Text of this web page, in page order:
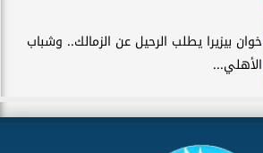
خوان بيزيرا يطلب الرحيل عن الزمالك.. وشباب
الأهلي...